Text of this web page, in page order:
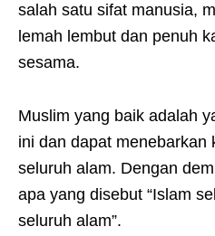
salah satu sifat manusia,
lemah lembut dan penuh
sesama.
Muslim yang baik adalah
ini dan dapat menebarkan
seluruh alam. Dengan
apa yang disebut “Islam
seluruh alam”.